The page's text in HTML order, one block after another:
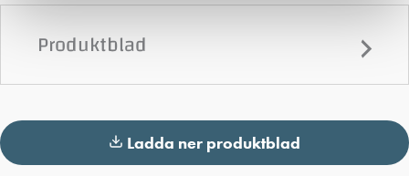
Produktblad
Ladda ner produktblad